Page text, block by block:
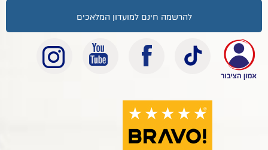
להרשמה חינם למועדון המלאכים